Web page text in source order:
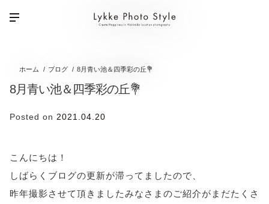
ホーム ブログ 8月青い池＆四季彩の丘💐
8月青い池＆四季彩の丘💐
Posted on 2021.04.20
こんにちは！
しばらくブログの更新が滞ってましたので、
昨年撮影させて頂きましたみなさまのご紹介がまだたくさ